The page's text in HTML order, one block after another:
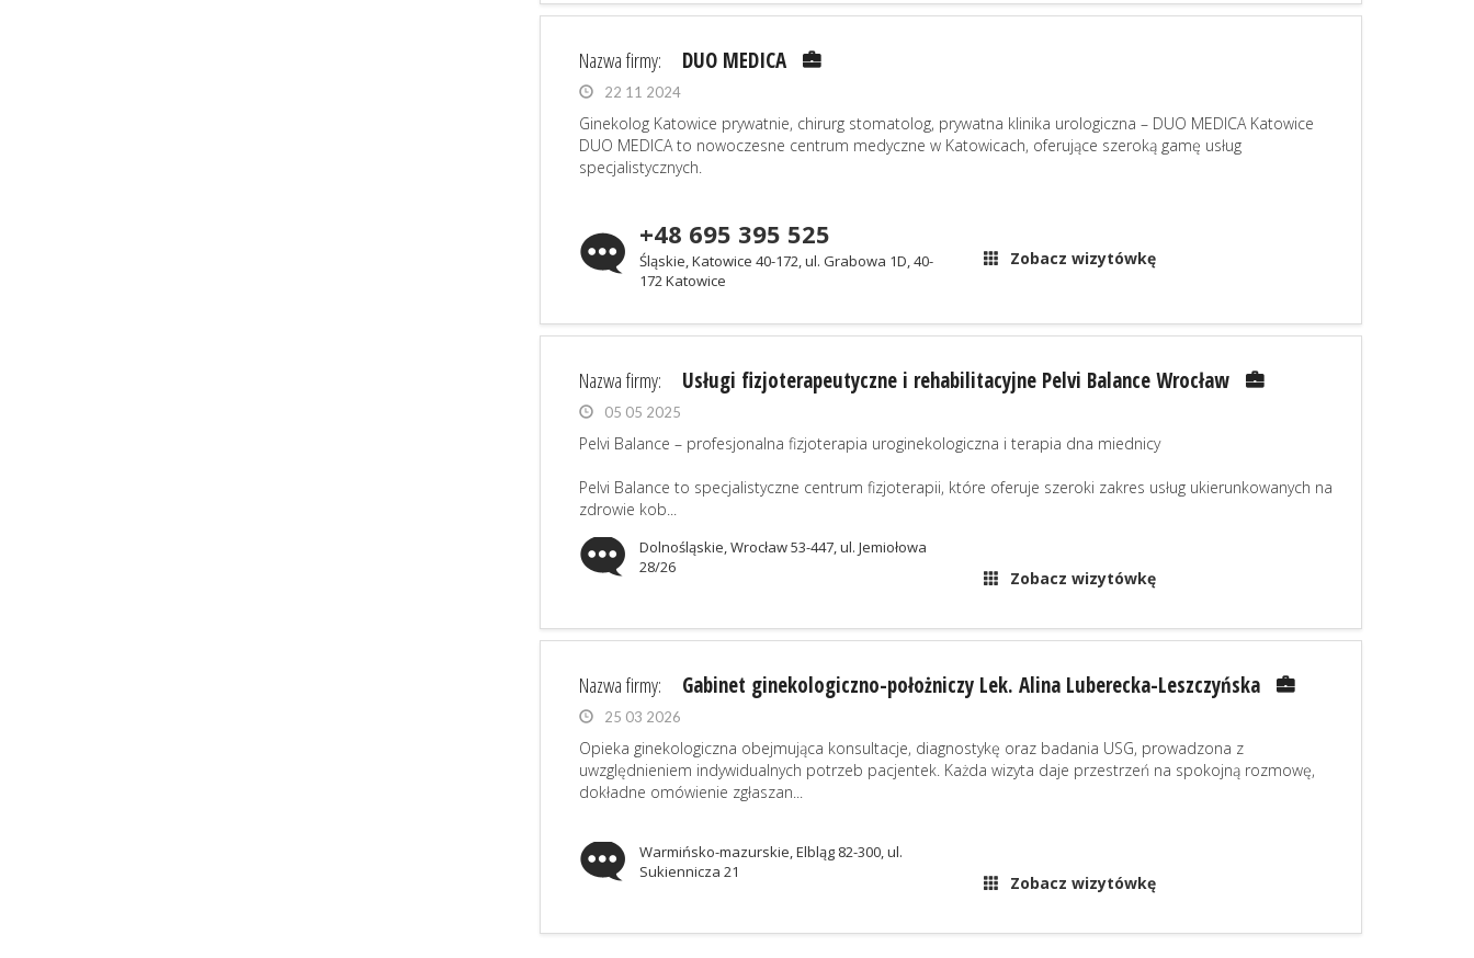
Nazwa firmy: DUO MEDICA
22 11 2024
Ginekolog Katowice prywatnie, chirurg stomatolog, prywatna klinika urologiczna – DUO MEDICA Katowice
DUO MEDICA to nowoczesne centrum medyczne w Katowicach, oferujące szeroką gamę usług
specjalistycznych.
+48 695 395 525
Śląskie, Katowice 40-172, ul. Grabowa 1D, 40-
172 Katowice
Zobacz wizytówkę
Nazwa firmy: Usługi fizjoterapeutyczne i rehabilitacyjne Pelvi Balance Wrocław
05 05 2025
Pelvi Balance – profesjonalna fizjoterapia uroginekologiczna i terapia dna miednicy
Pelvi Balance to specjalistyczne centrum fizjoterapii, które oferuje szeroki zakres usług ukierunkowanych na
zdrowie kob...
Dolnośląskie, Wrocław 53-447, ul. Jemiołowa
28/26
Zobacz wizytówkę
Nazwa firmy: Gabinet ginekologiczno-położniczy Lek. Alina Luberecka-Leszczyńska
25 03 2026
Opieka ginekologiczna obejmująca konsultacje, diagnostykę oraz badania USG, prowadzona z
uwzględnieniem indywidualnych potrzeb pacjentek. Każda wizyta daje przestrzeń na spokojną rozmowę,
dokładne omówienie zgłaszan...
Warmińsko-mazurskie, Elbląg 82-300, ul.
Sukiennicza 21
Zobacz wizytówkę